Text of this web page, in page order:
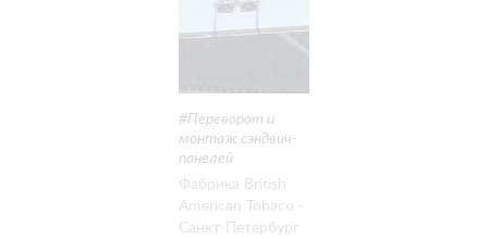
Переворот и
монтаж сэндвич-
панелей
Фабрика British
American Tobaco -
Санкт-Петербург